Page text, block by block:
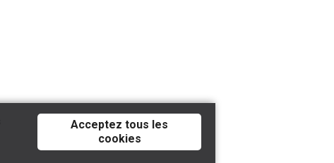
Acceptez tous les
cookies